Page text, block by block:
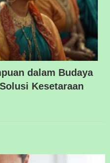
dalam Budaya
Kesetaraan